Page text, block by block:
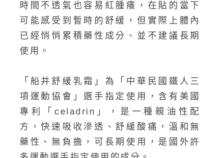
時間不透氣也容易紅腫癢，在貼的當下
可能感受到暫時的舒緩，但實際上體內
已經悄悄累積藥性成分、並不建議長期
使用。
「船井舒緩乳霜」為「中華民國鐵人三
項運動協會」選手指定使用，含有美國
專利「celadrin」，是一種親油性配
方，快速吸收滲透、舒緩酸痛，溫和無
藥性、無負擔，可長期使用，是國外許